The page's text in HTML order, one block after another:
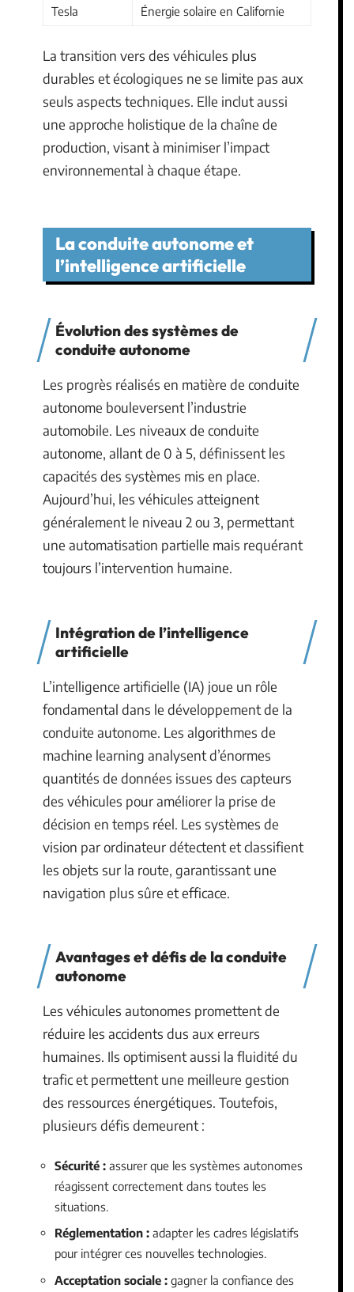
Tesla Énergie solaire en Californie
La transition vers des véhicules plus
durables et écologiques ne se limite pas aux
seuls aspects techniques. Elle inclut aussi
une approche holistique de la chaîne de
production, visant à minimiser l’impact
environnemental à chaque étape.
La conduite autonome et
l’intelligence artificielle
Évolution des systèmes de
conduite autonome
Les progrès réalisés en matière de conduite
autonome bouleversent l’industrie
automobile. Les niveaux de conduite
autonome, allant de 0 à 5, définissent les
capacités des systèmes mis en place.
Aujourd’hui, les véhicules atteignent
généralement le niveau 2 ou 3, permettant
une automatisation partielle mais requérant
toujours l’intervention humaine.
Intégration de l’intelligence
artificielle
L’intelligence artificielle (IA) joue un rôle
fondamental dans le développement de la
conduite autonome. Les algorithmes de
machine learning analysent d’énormes
quantités de données issues des capteurs
des véhicules pour améliorer la prise de
décision en temps réel. Les systèmes de
vision par ordinateur détectent et classifient
les objets sur la route, garantissant une
navigation plus sûre et efficace.
Avantages et défis de la conduite
autonome
Les véhicules autonomes promettent de
réduire les accidents dus aux erreurs
humaines. Ils optimisent aussi la fluidité du
trafic et permettent une meilleure gestion
des ressources énergétiques. Toutefois,
plusieurs défis demeurent :
Sécurité : assurer que les systèmes autonomes
réagissent correctement dans toutes les
situations.
Réglementation : adapter les cadres législatifs
pour intégrer ces nouvelles technologies.
Acceptation sociale : gagner la confiance des